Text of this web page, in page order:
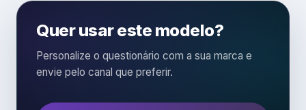
Quer usar este modelo?
Personalize o questionário com a sua marca e
envie pelo canal que preferir.